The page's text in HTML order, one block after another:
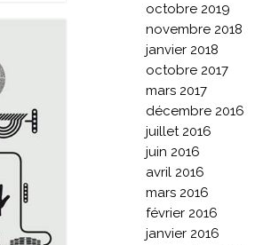
octobre 2019
novembre 2018
janvier 2018
octobre 2017
mars 2017
décembre 2016
juillet 2016
juin 2016
avril 2016
mars 2016
février 2016
janvier 2016